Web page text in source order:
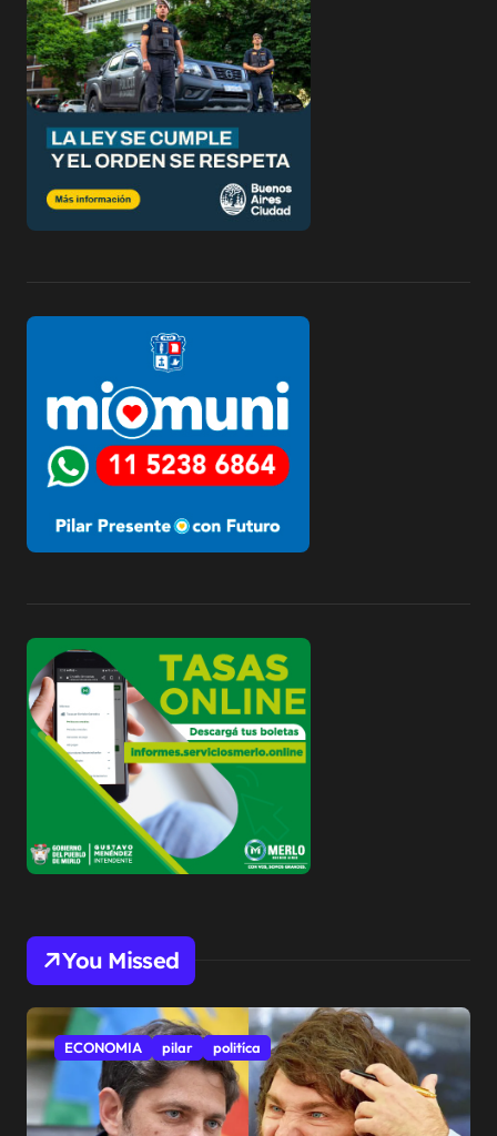
You Missed
ECONOMIA pilar politíca